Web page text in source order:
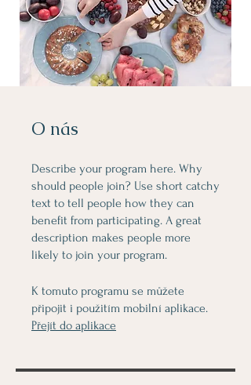
O nás
Describe your program here. Why
should people join? Use short catchy
text to tell people how they can
benefit from participating. A great
description makes people more
likely to join your program.
K tomuto programu se můžete
připojit i použitím mobilní aplikace.
Přejít do aplikace